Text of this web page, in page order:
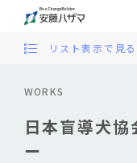
WORKS
日本盲導犬
ー
リスト表示で見る